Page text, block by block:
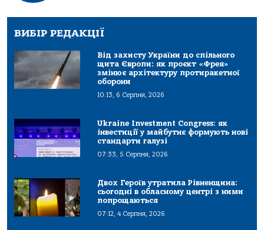
ВИБІР РЕДАКЦІЇ
Від захисту України до спільного
щита Європи: як проєкт «Фрея»
змінює архітектуру протиракетної
оборони
10:13, 6 Серпня, 2026
Ukraine Investment Congress: як
інвестиції у майбутнє формують нові
стандарти галузі
07:33, 5 Серпня, 2026
Двох Героїв утратила Рівненщина:
сьогодні в обласному центрі з ними
попрощаються
07:12, 4 Серпня, 2026